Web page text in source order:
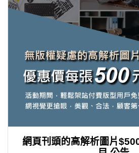
網頁刊頭的高解析圖片